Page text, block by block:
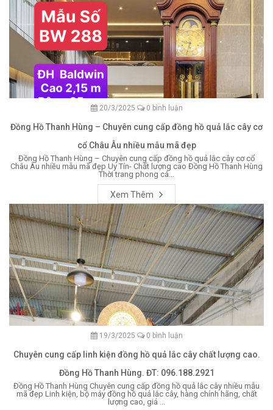
20/3/2025 0 bình luận
Đồng Hồ Thanh Hùng – Chuyên cung cấp đồng hồ quả lắc cây cơ
cổ Châu Âu nhiều mẫu mã đẹp
Đồng Hồ Thanh Hùng – Chuyên cung cấp đồng hồ quả lắc cây cơ cổ
Châu Âu nhiều mẫu mã đẹp Uy Tín- Chất lượng cao Đồng Hồ Thanh Hùng
Thời trang phong cá...
Xem Thêm
19/3/2025 0 bình luận
Chuyên cung cấp linh kiện đồng hồ quả lắc cây chất lượng cao.
Đồng Hồ Thanh Hùng. ĐT: 096.188.2921
Đồng Hồ Thanh Hùng Chuyên cung cấp đồng hồ quả lắc cây nhiều mẫu
mã đẹp Linh kiện, bộ máy đồng hồ quả lắc cây, hàng chính hãng, chất
lượng cao, giá ...